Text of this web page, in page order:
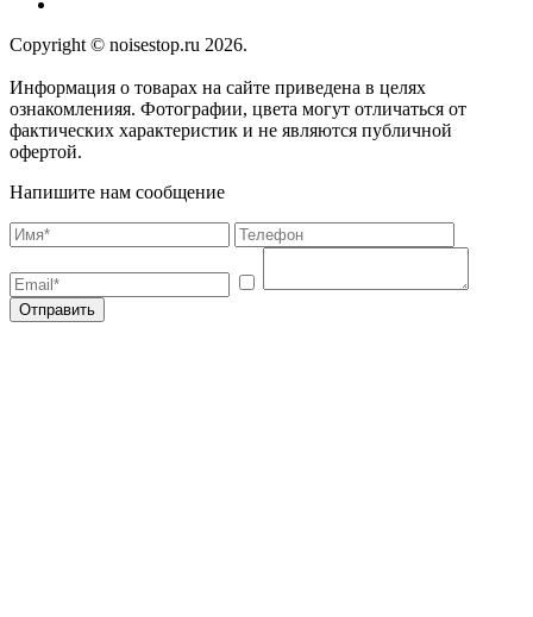
Copyright © noisestop.ru 2026.
Информация о товарах на сайте приведена в целях
ознакомленияя. Фотографии, цвета могут отличаться от
фактических характеристик и не являются публичной
офертой.
Напишите нам сообщение
Отправить